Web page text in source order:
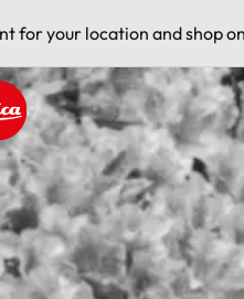
for your location and shop
logo - Home